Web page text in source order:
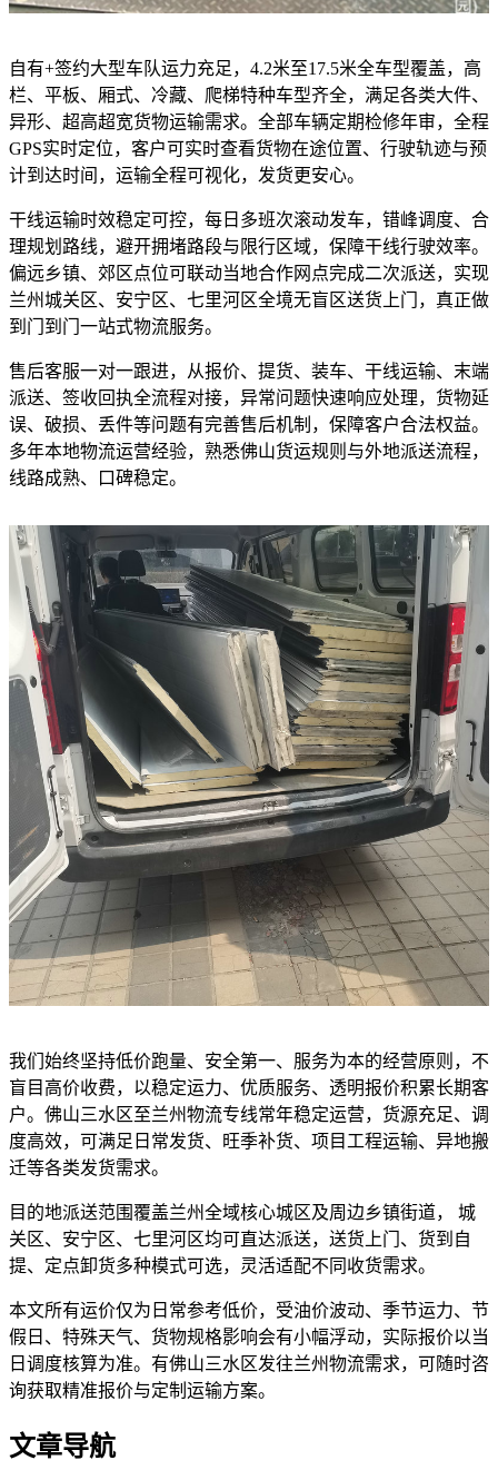
自有+签约大型车队运力充足，4.2米至17.5米全车型覆盖，高
栏、平板、厢式、冷藏、爬梯特种车型齐全，满足各类大件、
异形、超高超宽货物运输需求。全部车辆定期检修年审，全程
GPS实时定位，客户可实时查看货物在途位置、行驶轨迹与预
计到达时间，运输全程可视化，发货更安心。
干线运输时效稳定可控，每日多班次滚动发车，错峰调度、合
理规划路线，避开拥堵路段与限行区域，保障干线行驶效率。
偏远乡镇、郊区点位可联动当地合作网点完成二次派送，实现
兰州城关区、安宁区、七里河区全境无盲区送货上门，真正做
到门到门一站式物流服务。
售后客服一对一跟进，从报价、提货、装车、干线运输、末端
派送、签收回执全流程对接，异常问题快速响应处理，货物延
误、破损、丢件等问题有完善售后机制，保障客户合法权益。
多年本地物流运营经验，熟悉佛山货运规则与外地派送流程，
线路成熟、口碑稳定。
我们始终坚持低价跑量、安全第一、服务为本的经营原则，不
盲目高价收费，以稳定运力、优质服务、透明报价积累长期客
户。佛山三水区至兰州物流专线常年稳定运营，货源充足、调
度高效，可满足日常发货、旺季补货、项目工程运输、异地搬
迁等各类发货需求。
目的地派送范围覆盖兰州全域核心城区及周边乡镇街道， 城
关区、安宁区、七里河区均可直达派送，送货上门、货到自
提、定点卸货多种模式可选，灵活适配不同收货需求。
本文所有运价仅为日常参考低价，受油价波动、季节运力、节
假日、特殊天气、货物规格影响会有小幅浮动，实际报价以当
日调度核算为准。有佛山三水区发往兰州物流需求，可随时咨
询获取精准报价与定制运输方案。
文章导航